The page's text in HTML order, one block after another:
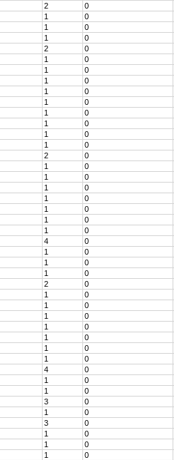
2
0
1
0
1
0
1
0
2
0
1
0
1
0
1
0
1
0
1
0
1
0
1
0
1
0
1
0
2
0
1
0
1
0
1
0
1
0
1
0
1
0
1
0
4
0
1
0
1
0
1
0
2
0
1
0
1
0
1
0
1
0
1
0
1
0
1
0
4
0
1
0
1
0
3
0
1
0
3
0
1
0
1
0
1
0